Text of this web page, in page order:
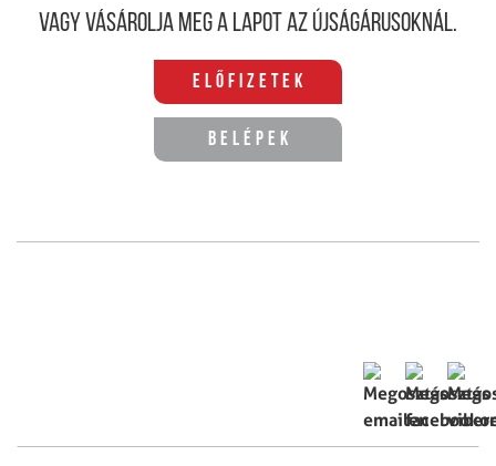
Vagy vásárolja meg a lapot az újságárusoknál.
Előfizetek
Belépek